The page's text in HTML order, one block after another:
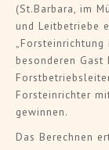
(St.Barbara, im
und Leitbetriebe
besonderen
Forsteinrichter
gewinnen.
Das Berechnen